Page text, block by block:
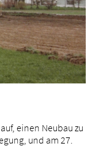
einen Neubau zu
und am 27.